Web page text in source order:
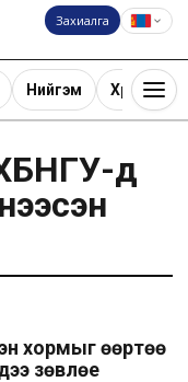
Захиалга
Нийгэм Хөрөнгө
д
хормыг өөртөө
зөвлөе